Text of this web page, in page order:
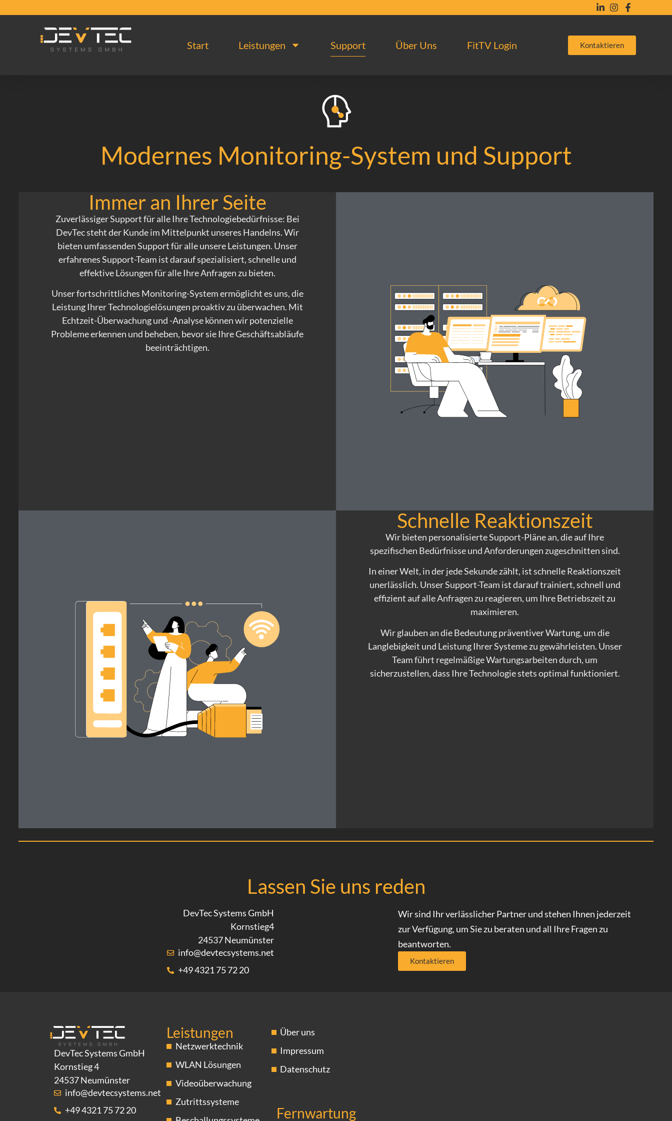
Start Leistungen Support Über Uns FitTV Login Kontaktieren
Modernes Monitoring-System und Support
Immer an Ihrer Seite
Zuverlässiger Support für alle Ihre Technologiebedürfnisse: Bei
DevTec steht der Kunde im Mittelpunkt unseres Handelns. Wir
bieten umfassenden Support für alle unsere Leistungen. Unser
erfahrenes Support-Team ist darauf spezialisiert, schnelle und
effektive Lösungen für alle Ihre Anfragen zu bieten.
Unser fortschrittliches Monitoring-System ermöglicht es uns, die
Leistung Ihrer Technologielösungen proaktiv zu überwachen. Mit
Echtzeit-Überwachung und -Analyse können wir potenzielle
Probleme erkennen und beheben, bevor sie Ihre Geschäftsabläufe
beeinträchtigen.
Schnelle Reaktionszeit
Wir bieten personalisierte Support-Pläne an, die auf Ihre
spezifischen Bedürfnisse und Anforderungen zugeschnitten sind.
In einer Welt, in der jede Sekunde zählt, ist schnelle Reaktionszeit
unerlässlich. Unser Support-Team ist darauf trainiert, schnell und
effizient auf alle Anfragen zu reagieren, um Ihre Betriebszeit zu
maximieren.
Wir glauben an die Bedeutung präventiver Wartung, um die
Langlebigkeit und Leistung Ihrer Systeme zu gewährleisten. Unser
Team führt regelmäßige Wartungsarbeiten durch, um
sicherzustellen, dass Ihre Technologie stets optimal funktioniert.
Lassen Sie uns reden
DevTec Systems GmbH
Kornstieg4
24537 Neumünster
info@devtecsystems.net
+49 4321 75 72 20
Wir sind Ihr verlässlicher Partner und stehen Ihnen jederzeit
zur Verfügung, um Sie zu beraten und all Ihre Fragen zu
beantworten.
Kontaktieren
DevTec Systems GmbH
Kornstieg 4
24537 Neumünster
info@devtecsystems.net
+49 4321 75 72 20
Leistungen
Netzwerktechnik
WLAN Lösungen
Videoüberwachung
Zutrittssysteme
Über uns
Impressum
Datenschutz
Fernwartung